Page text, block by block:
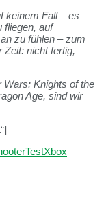
keinem Fall – es
fliegen, auf
zu fühlen – zum
Zeit: nicht fertig,
Wars: Knights of the
Age, sind wir
TestXbox